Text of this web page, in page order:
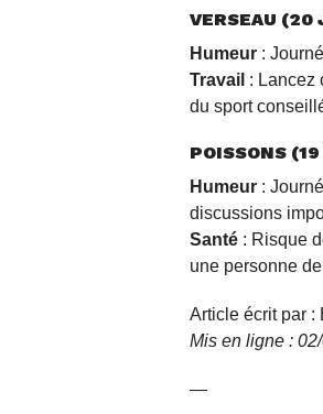
VERSEAU (20
Humeur :
Travail : Lancez
du sport
POISSONS
Humeur :
discussions
Santé : Risque
une personne
Article écrit par :
Mis en ligne :
—